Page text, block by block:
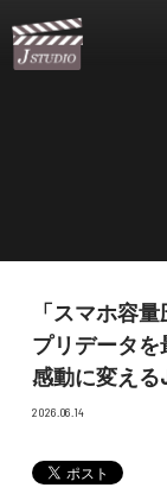
「スマホ容
プリデータ
感動に変える
2026.06.14